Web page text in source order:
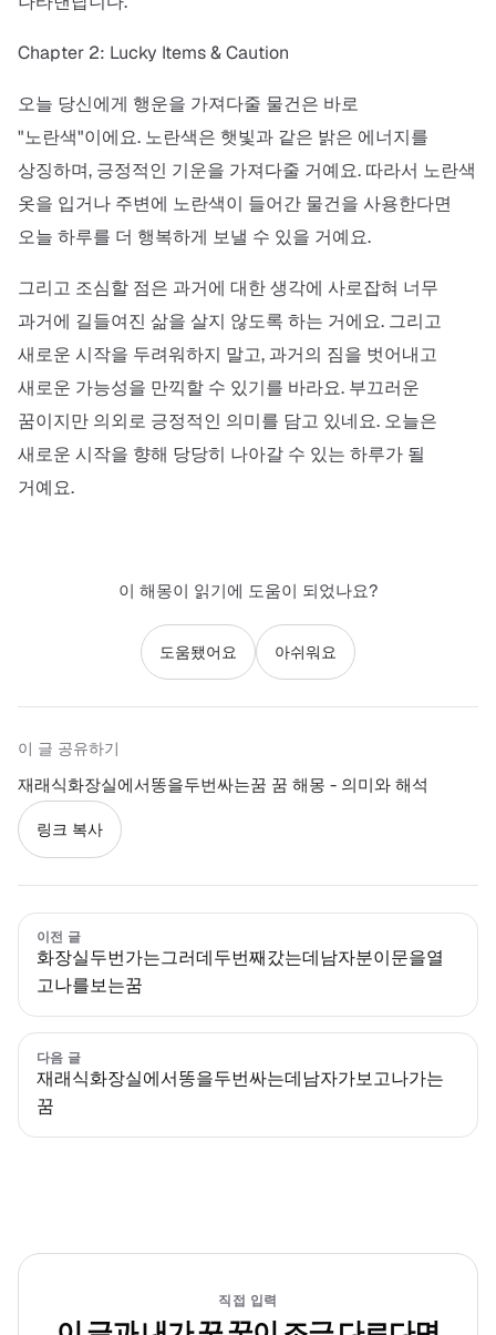
Chapter 2: Lucky Items & Caution
오늘 당신에게 행운을 가져다줄 물건은 바로
"노란색"이에요. 노란색은 햇빛과 같은 밝은 에너지를
상징하며, 긍정적인 기운을 가져다줄 거예요. 따라서 노란색
옷을 입거나 주변에 노란색이 들어간 물건을 사용한다면
오늘 하루를 더 행복하게 보낼 수 있을 거예요.
그리고 조심할 점은 과거에 대한 생각에 사로잡혀 너무
과거에 길들여진 삶을 살지 않도록 하는 거에요. 그리고
새로운 시작을 두려워하지 말고, 과거의 짐을 벗어내고
새로운 가능성을 만끽할 수 있기를 바라요. 부끄러운
꿈이지만 의외로 긍정적인 의미를 담고 있네요. 오늘은
새로운 시작을 향해 당당히 나아갈 수 있는 하루가 될
거예요.
이 해몽이 읽기에 도움이 되었나요?
도움됐어요 아쉬워요
이 글 공유하기
재래식화장실에서똥을두번싸는꿈 꿈 해몽 - 의미와 해석
링크 복사
이전 글
화장실두번가는그러데두번째갔는데남자분이문을열
고나를보는꿈
다음 글
재래식화장실에서똥을두번싸는데남자가보고나가는
꿈
직접 입력